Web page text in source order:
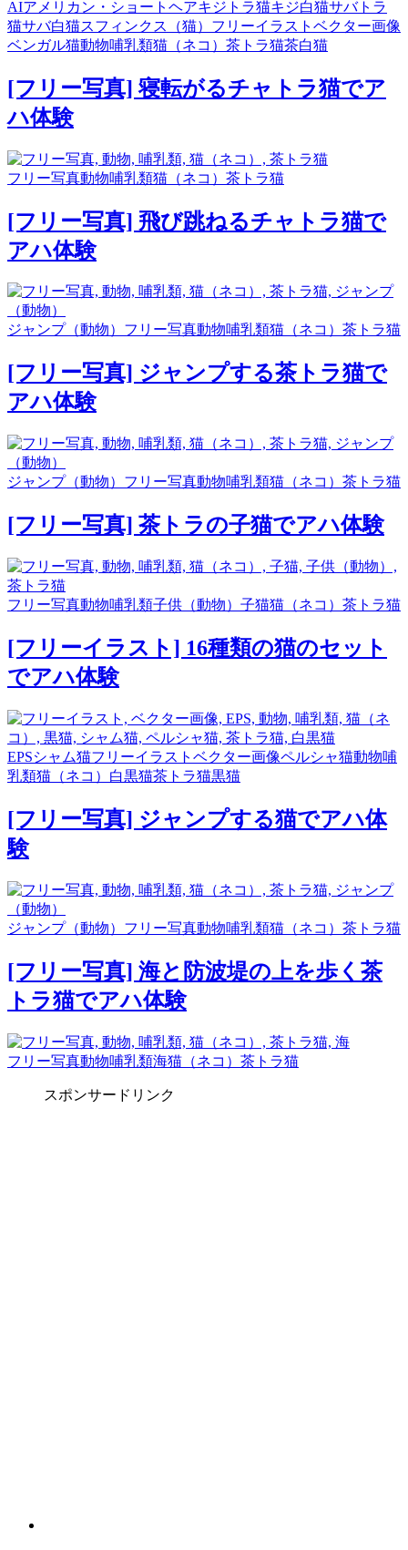
AIアメリカン・ショートヘアキジトラ猫キジ白猫サバトラ
猫サバ白猫スフィンクス（猫） フリーイラスト ベクター画像
ベンガル猫動物哺乳類猫（ネコ） 茶トラ猫茶白猫
[フリー写真] 寝転がるチャトラ猫でア
ハ体験
フリー写真動物哺乳類猫（ネコ） 茶トラ猫
[フリー写真] 飛び跳ねるチャトラ猫で
アハ体験
ジャンプ（動物） フリー写真動物哺乳類猫（ネコ） 茶トラ猫
[フリー写真] ジャンプする茶トラ猫で
アハ体験
ジャンプ（動物） フリー写真動物哺乳類猫（ネコ） 茶トラ猫
[フリー写真] 茶トラの子猫でアハ体験
フリー写真動物哺乳類子供（動物） 子猫猫（ネコ） 茶トラ猫
[フリーイラスト] 16種類の猫のセット
でアハ体験
EPSシャム猫フリーイラスト ベクター画像ペルシャ猫動物哺
乳類猫（ネコ） 白黒猫茶トラ猫黒猫
[フリー写真] ジャンプする猫でアハ体
験
ジャンプ（動物） フリー写真動物哺乳類猫（ネコ） 茶トラ猫
[フリー写真] 海と防波堤の上を歩く茶
トラ猫でアハ体験
フリー写真動物哺乳類海猫（ネコ） 茶トラ猫
スポンサードリンク